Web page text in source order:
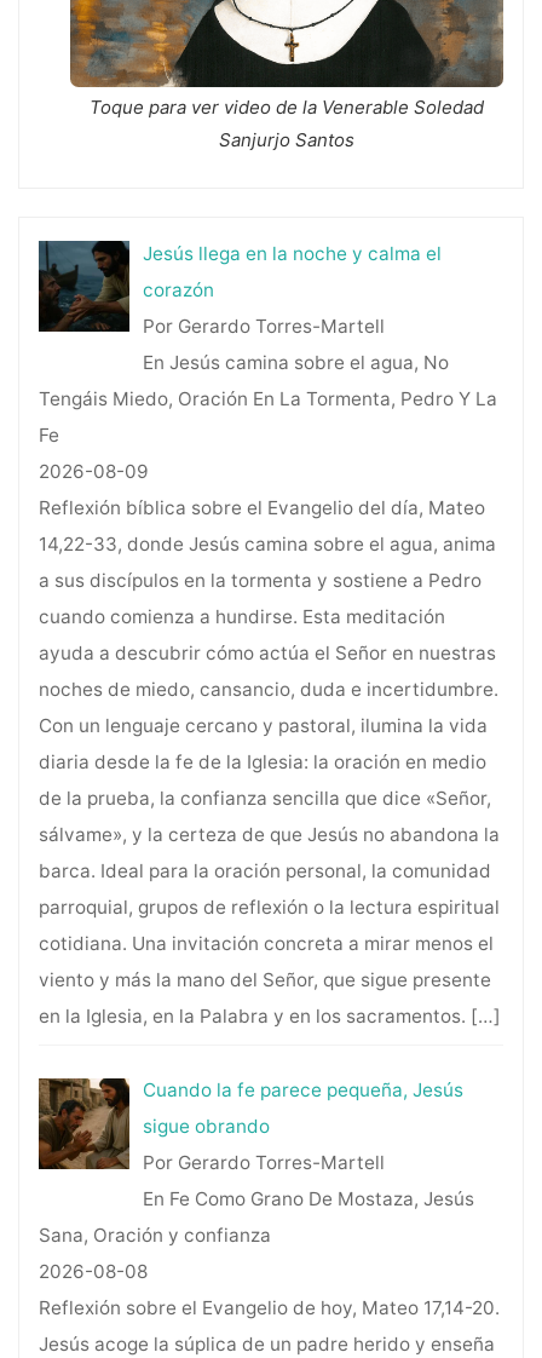
Lucas"
Toque para ver video de la Venerable Soledad
Sanjurjo Santos
Jesús llega en la noche y calma el
corazón
Por Gerardo Torres-Martell
En Jesús camina sobre el agua, No
Tengáis Miedo, Oración En La Tormenta, Pedro Y La
Fe
2026-08-09
Reflexión bíblica sobre el Evangelio del día, Mateo
14,22-33, donde Jesús camina sobre el agua, anima
a sus discípulos en la tormenta y sostiene a Pedro
cuando comienza a hundirse. Esta meditación
ayuda a descubrir cómo actúa el Señor en nuestras
noches de miedo, cansancio, duda e incertidumbre.
Con un lenguaje cercano y pastoral, ilumina la vida
diaria desde la fe de la Iglesia: la oración en medio
de la prueba, la confianza sencilla que dice «Señor,
sálvame», y la certeza de que Jesús no abandona la
barca. Ideal para la oración personal, la comunidad
parroquial, grupos de reflexión o la lectura espiritual
cotidiana. Una invitación concreta a mirar menos el
viento y más la mano del Señor, que sigue presente
en la Iglesia, en la Palabra y en los sacramentos. […]
Cuando la fe parece pequeña, Jesús
sigue obrando
Por Gerardo Torres-Martell
En Fe Como Grano De Mostaza, Jesús
Sana, Oración y confianza
2026-08-08
Reflexión sobre el Evangelio de hoy, Mateo 17,14-20.
Jesús acoge la súplica de un padre herido y enseña